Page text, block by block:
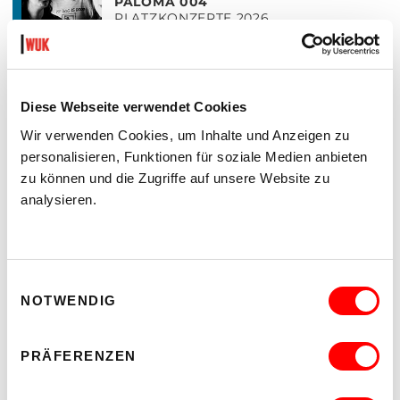
Diese Webseite verwendet Cookies
Wir verwenden Cookies, um Inhalte und Anzeigen zu
personalisieren, Funktionen für soziale Medien anbieten
zu können und die Zugriffe auf unsere Website zu
analysieren.
NOTWENDIG
PRÄFERENZEN
PLATZKONZERTE 2026
LIVE-MUSIK OPEN AIR
MEL*E
PLATZKONZERTE 2026
Fr 14.8.2026